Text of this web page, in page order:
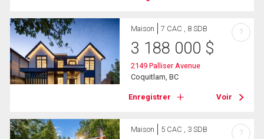
Maison 7 CAC , 8 SDB
3 188 000 $
2149 Palliser Avenue
Coquitlam, BC
Enregistrer Voir
?
Maison 5 CAC , 3 SDB ?